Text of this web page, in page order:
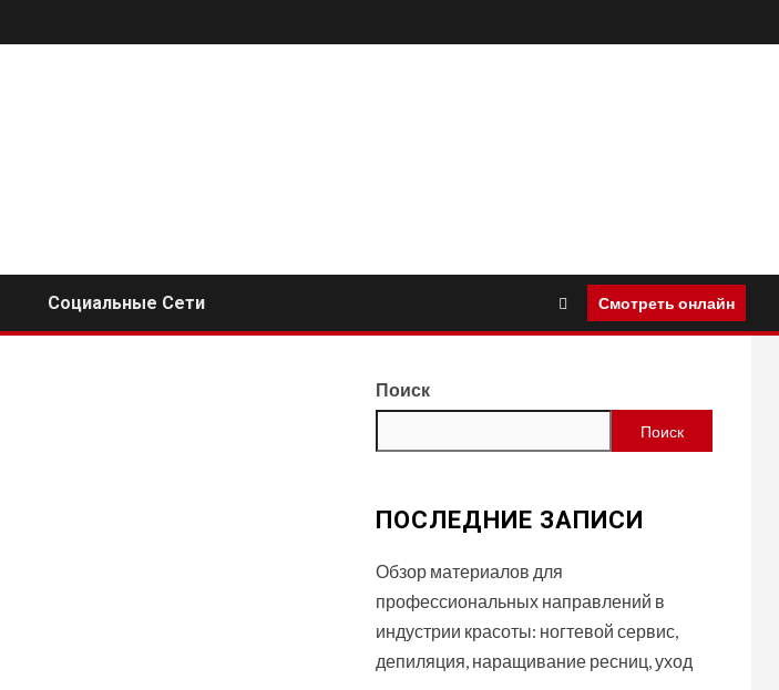
Социальные Сети Смотреть онлайн
Поиск
Поиск
ПОСЛЕДНИЕ ЗАПИСИ
Обзор материалов для
профессиональных направлений в
индустрии красоты: ногтевой сервис,
депиляция, наращивание ресниц, уход